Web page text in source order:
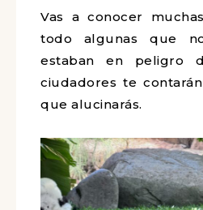
Vas a conocer
todo algunas que
estaban en peligro
ciudadores te
que alucinarás.